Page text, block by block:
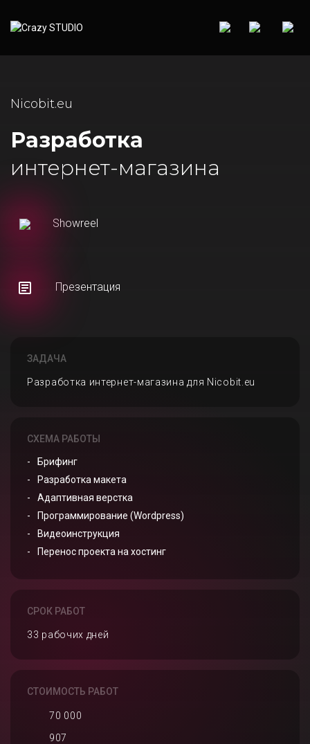
Nicobit.eu
Разработка
интернет-магазина
Showreel
Презентация
ЗАДАЧА
Разработка интернет-магазина для Nicobit.eu
СХЕМА РАБОТЫ
Брифинг
Разработка макета
Адаптивная верстка
Программирование (Wordpress)
Видеоинструкция
Перенос проекта на хостинг
СРОК РАБОТ
33 рабочих дней
СТОИМОСТЬ РАБОТ
70 000
907